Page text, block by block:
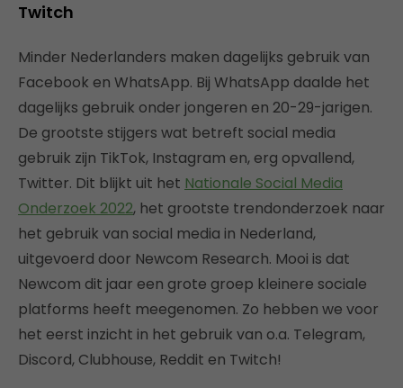
Twitch
Minder Nederlanders maken dagelijks gebruik van
Facebook en WhatsApp. Bij WhatsApp daalde het
dagelijks gebruik onder jongeren en 20-29-jarigen.
De grootste stijgers wat betreft social media
gebruik zijn TikTok, Instagram en, erg opvallend,
Twitter. Dit blijkt uit het Nationale Social Media
Onderzoek 2022, het grootste trendonderzoek naar
het gebruik van social media in Nederland,
uitgevoerd door Newcom Research. Mooi is dat
Newcom dit jaar een grote groep kleinere sociale
platforms heeft meegenomen. Zo hebben we voor
het eerst inzicht in het gebruik van o.a. Telegram,
Discord, Clubhouse, Reddit en Twitch!